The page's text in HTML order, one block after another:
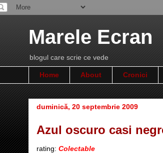
Marele Ecran
blogul care scrie ce vede
Home About Cronici
duminică, 20 septembrie 2009
Azul oscuro casi
rating: Colectable